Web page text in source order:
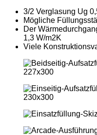
3/2 Verglasung Ug
Mögliche
Der
1,3 W/m2K
Viele